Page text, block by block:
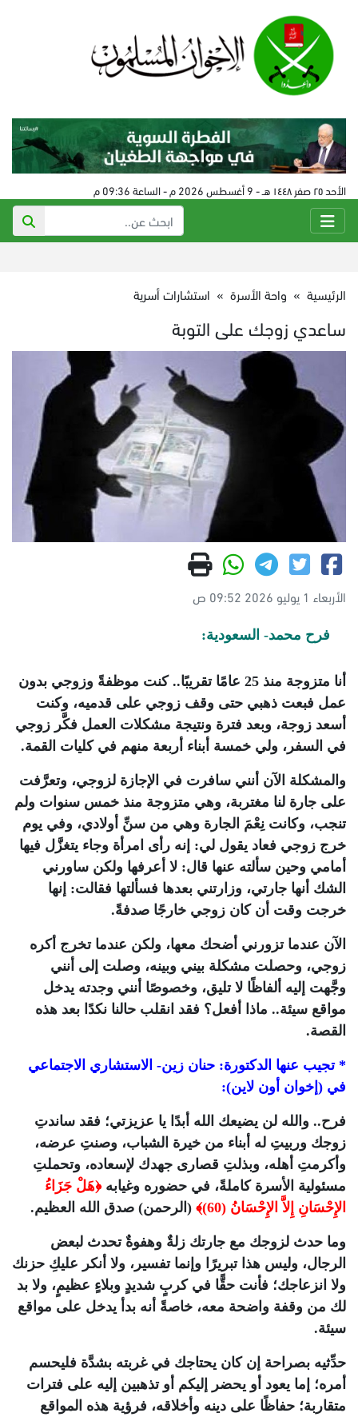
الأحد ٢٥ صفر ١٤٤٨ هـ - 9 أغسطس 2026 م - الساعة 09:36 م
الرئيسية » واحة الأسرة » استشارات أسرية
ساعدي زوجك على التوبة
الأربعاء 1 يوليو 2026 09:52 ص
فرح محمد- السعودية:
أنا متزوجة منذ 25 عامًا تقريبًا.. كنت موظفةً وزوجي بدون
عمل فبعت ذهبي حتى وقف زوجي على قدميه، وكنت
أسعد زوجة، وبعد فترة ونتيجة مشكلات العمل فكَّر زوجي
في السفر، ولي خمسة أبناء أربعة منهم في كليات القمة.
والمشكلة الآن أنني سافرت في الإجازة لزوجي، وتعرَّفت
على جارة لنا مغتربة، وهي متزوجة منذ خمس سنوات ولم
تنجب، وكانت نِعْمَ الجارة وهي من سنِّ أولادي، وفي يوم
خرج زوجي فعاد يقول لي: إنه رأى امرأة وجاء يتغزَّل فيها
أمامي وحين سألته عنها قال: لا أعرفها ولكن ساورني
الشك أنها جارتي، وزارتني بعدها فسألتها فقالت: إنها
خرجت وقت أن كان زوجي خارجًا صدفةً.
الآن عندما تزورني أضحك معها، ولكن عندما تخرج أكره
زوجي، وحصلت مشكلة بيني وبينه، وصلت إلى أنني
وجَّهت إليه ألفاظًا لا تليق، وخصوصًا أنني وجدته يدخل
مواقع سيئة.. ماذا أفعل؟ فقد انقلب حالنا نكدًا بعد هذه
القصة.
* تجيب عنها الدكتورة: حنان زين- الاستشاري الاجتماعي
في (إخوان أون لاين):
فرح.. والله لن يضيعك الله أبدًا يا عزيزتي؛ فقد ساندتِ
زوجك وربيتِ له أبناء من خيرة الشباب، وصنتِ عرضه،
وأكرمتِ أهله، وبذلتِ قصارى جهدك لإسعاده، وتحملتِ
مسئولية الأسرة كاملةً، في حضوره وغيابه﴿هَلْ جَزَاءُ
الإِحْسَانِ إِلاَّ الإِحْسَانُ (60)﴾
(الرحمن) صدق الله العظيم.
وما حدث لزوجك مع جارتك زلةٌ وهفوةٌ تحدث لبعض
الرجال، وليس هذا تبريرًا وإنما تفسير، ولا أنكر عليكِ حزنك
ولا انزعاجك؛ فأنت حقًّا في كربٍ شديدٍ وبلاءٍ عظيمٍ، ولا بد
لك من وقفة واضحة معه، خاصةً أنه بدأ يدخل على مواقع
سيئة.
حدِّثيه بصراحة إن كان يحتاجك في غربته بشدَّة فليحسم
أمره؛ إما يعود أو يحضر إليكم أو تذهبين إليه على فترات
متقاربة؛ حفاظًا على دينه وأخلاقه، فرؤية هذه المواقع